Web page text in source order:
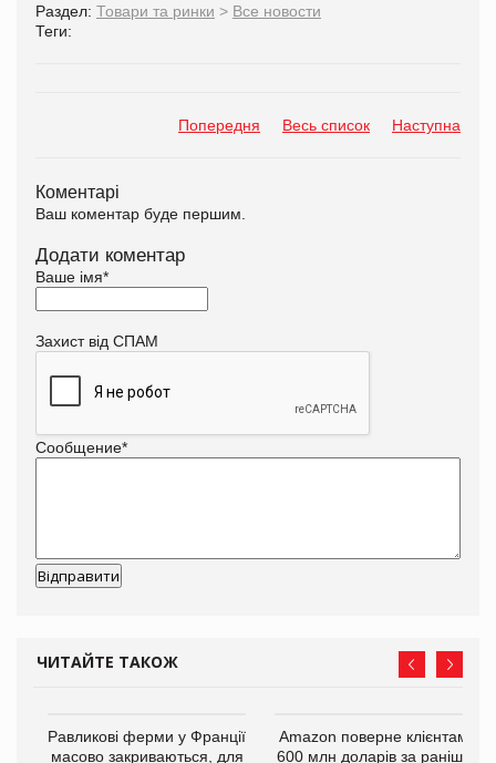
Раздел: Товари та ринки > Все новости
Теги:
Попередня Весь список Наступна
Коментарі
Ваш коментар буде першим.
Додати коментар
Ваше імя*
Захист від СПАМ
Сообщение*
ЧИТАЙТЕ ТАКОЖ
Равликові ферми у Франції
масово закриваються, для
Amazon поверне клієнтам
600 млн доларів за раніше